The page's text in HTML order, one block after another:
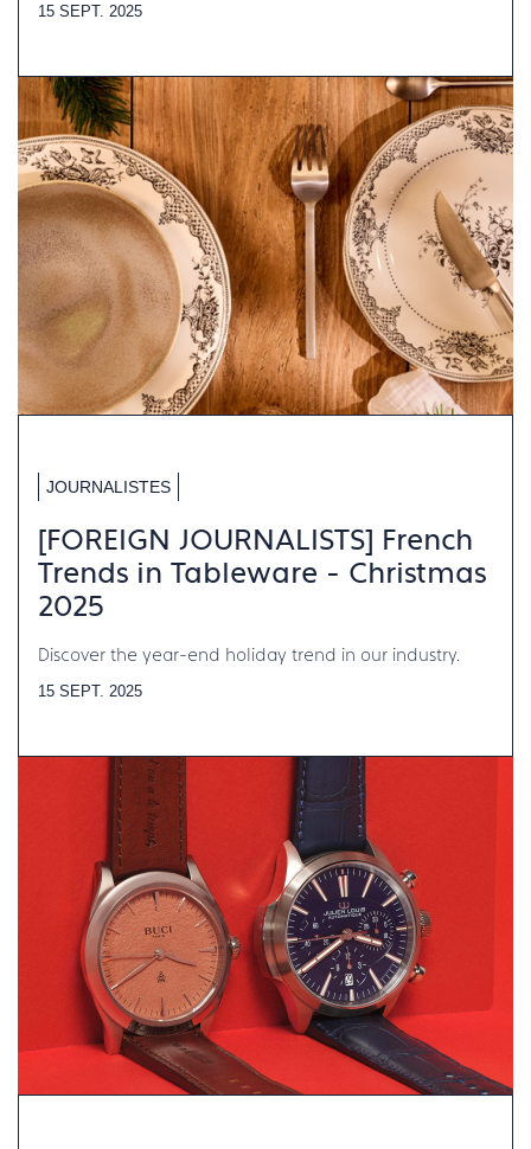
15 SEPT. 2025
JOURNALISTES
[FOREIGN JOURNALISTS] French
Trends in Tableware - Christmas
2025
Discover the year-end holiday trend in our industry.
15 SEPT. 2025